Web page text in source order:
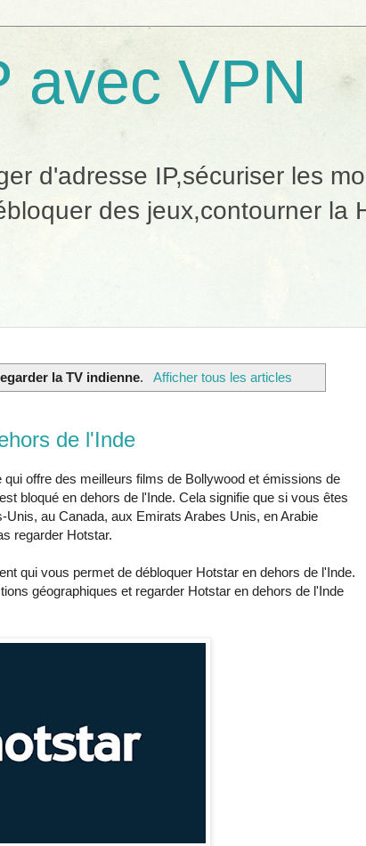
avec VPN
d'adresse IP,sécuriser les
des jeux,contourner la
la TV indienne. Afficher tous les articles
de l'Inde
offre des meilleurs films de Bollywood et émissions de
bloqué en dehors de l'Inde. Cela signifie que si vous êtes
au Canada, aux Emirats Arabes Unis, en Arabie
regarder Hotstar.
qui vous permet de débloquer Hotstar en dehors de l'Inde.
géographiques et regarder Hotstar en dehors de l'Inde